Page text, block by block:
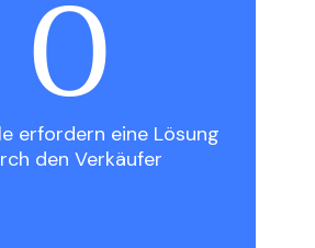
0
erfordern eine Lösung
den Verkäufer